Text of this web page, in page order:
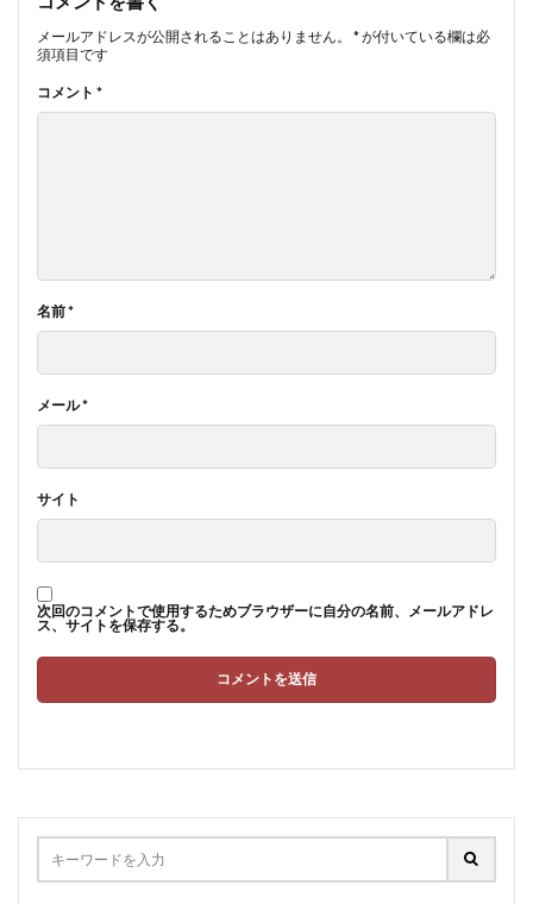
メールアドレスが公開されることはありません。 *が付いている欄は必
須項目です
コメント *
名前*
メール*
サイト
次回のコメントで使用するためブラウザーに自分の名前、メールアドレ
ス、サイトを保存する。